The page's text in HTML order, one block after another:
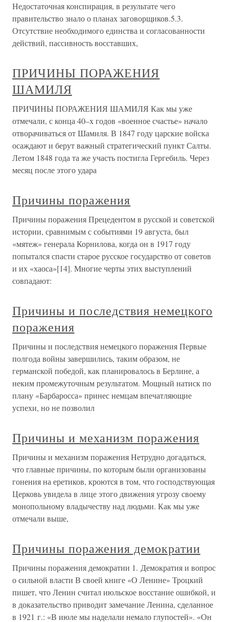
Недостаточная конспирация, в результате чего
правительство знало о планах заговорщиков.5.3.
Отсутствие необходимого единства и согласованности
действий, пассивность восставших,
ПРИЧИНЫ ПОРАЖЕНИЯ
ШАМИЛЯ
ПРИЧИНЫ ПОРАЖЕНИЯ ШАМИЛЯ Как мы уже
отмечали, с конца 40–х годов «военное счастье» начало
отворачиваться от Шамиля. В 1847 году царские войска
осаждают и берут важный стратегический пункт Салты.
Летом 1848 года та же участь постигла Гергебиль. Через
месяц после этого удара
Причины поражения
Причины поражения Прецедентом в русской и советской
истории, сравнимым с событиями 19 августа, был
«мятеж» генерала Корнилова, когда он в 1917 году
попытался спасти старое русское государство от советов
и их «хаоса»[14]. Многие черты этих выступлений
совпадают:
Причины и последствия немецкого
поражения
Причины и последствия немецкого поражения Первые
полгода войны завершились, таким образом, не
германской победой, как планировалось в Берлине, а
неким промежуточным результатом. Мощный натиск по
плану «Барбаросса» принес немцам впечатляющие
успехи, но не позволил
Причины и механизм поражения
Причины и механизм поражения Нетрудно догадаться,
что главные причины, по которым были организованы
гонения на еретиков, кроются в том, что господствующая
Церковь увидела в лице этого движения угрозу своему
монопольному владычеству над людьми. Как мы уже
отмечали выше,
Причины поражения демократии
Причины поражения демократии 1. Демократия и вопрос
о сильной власти В своей книге «О Ленине» Троцкий
пишет, что Ленин считал июльское восстание ошибкой, и
в доказательство приводит замечание Ленина, сделанное
в 1921 г.: «В июле мы наделали немало глупостей». «Он